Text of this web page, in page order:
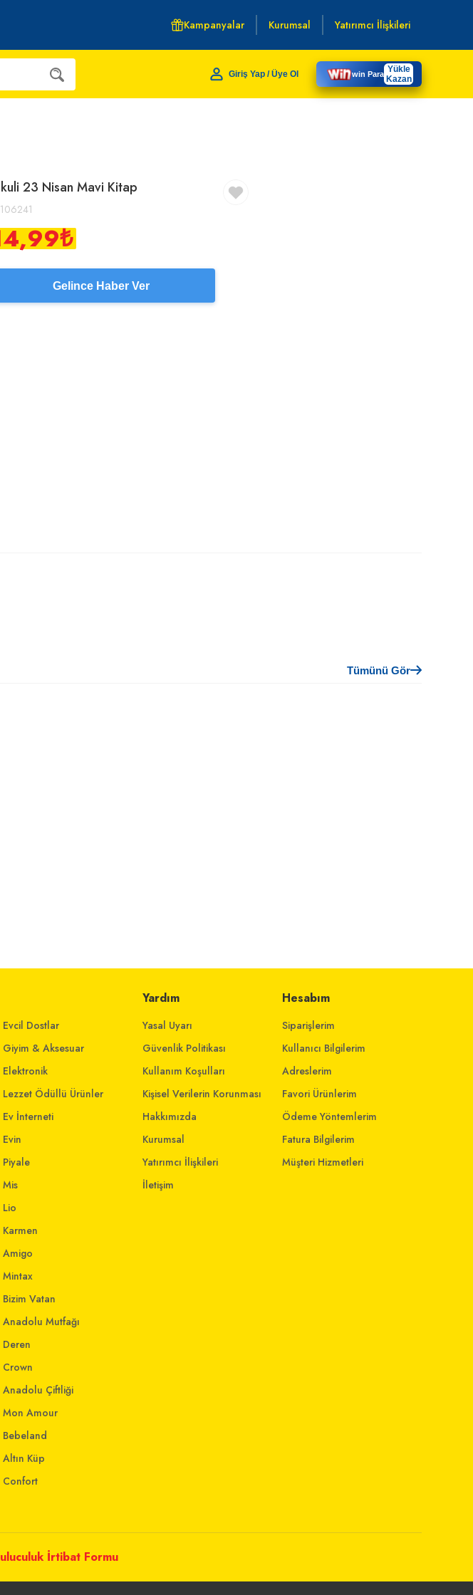
Kampanyalar Kurumsal Yatırımcı İlişkileri
Giriş Yap / Üye Ol win Para Yükle
Kazan
23 Nisan Mavi Kitap
₺
Gelince Haber Ver
Tümünü Gör
Evcil Dostlar
Giyim & Aksesuar
Elektronik
Lezzet Ödüllü Ürünler
Ev İnterneti
Evin
Piyale
Mis
Lio
Karmen
Amigo
Mintax
Bizim Vatan
Anadolu Mutfağı
Deren
Crown
Anadolu Çiftliği
Mon Amour
Bebeland
Altın Küp
Confort
Yardım
Yasal Uyarı
Güvenlik Politikası
Kullanım Koşulları
Kişisel Verilerin Korunması
Hakkımızda
Kurumsal
Yatırımcı İlişkileri
İletişim
Hesabım
Siparişlerim
Kullanıcı Bilgilerim
Adreslerim
Favori Ürünlerim
Ödeme Yöntemlerim
Fatura Bilgilerim
Müşteri Hizmetleri
İrtibat Formu